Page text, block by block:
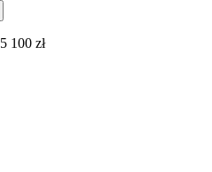
5 100 zł